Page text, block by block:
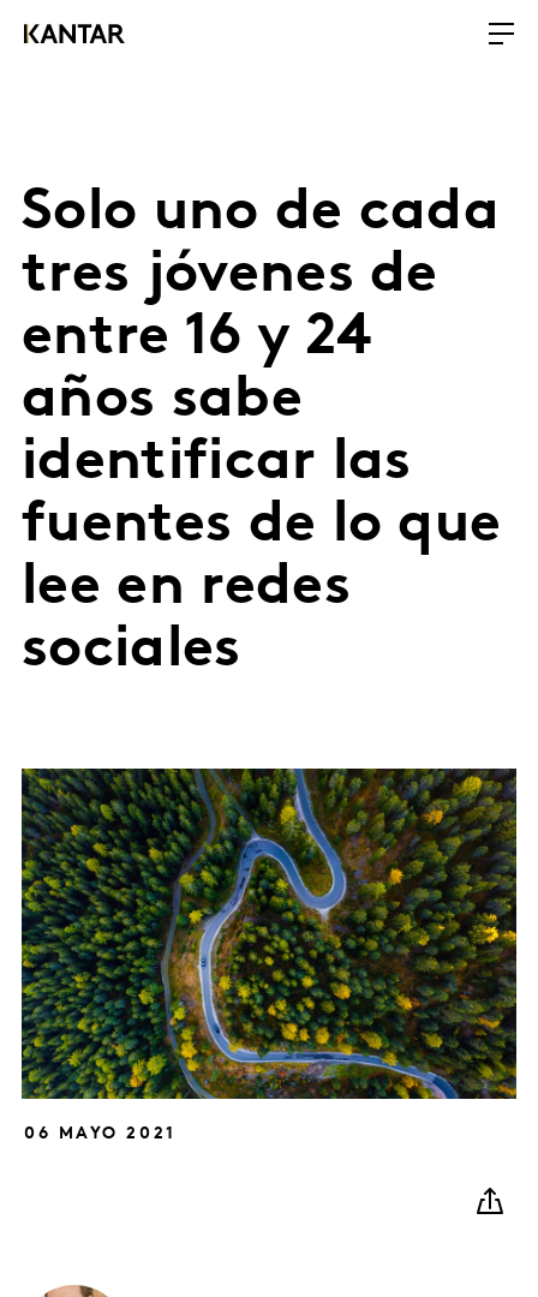
Solo uno de cada
tres jóvenes de
entre 16 y 24
años sabe
identificar las
fuentes de lo que
lee en redes
sociales
06 MAYO 2021